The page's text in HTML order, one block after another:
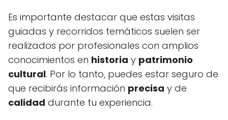
Es importante destacar que estas visitas
guiadas y recorridos temáticos suelen ser
realizados por profesionales con amplios
conocimientos en historia y patrimonio
cultural. Por lo tanto, puedes estar seguro de
que recibirás información precisa y de
calidad durante tu experiencia.